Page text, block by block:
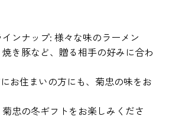
ンナップ: 様々な味のラーメン
き豚など、贈る相手の好みに合わ
お住まいの方にも、菊忠の味をお
忠の冬ギフトをお楽しみくださ